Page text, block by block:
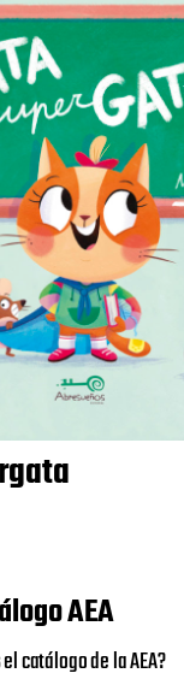
AEA
catálogo de la AEA?